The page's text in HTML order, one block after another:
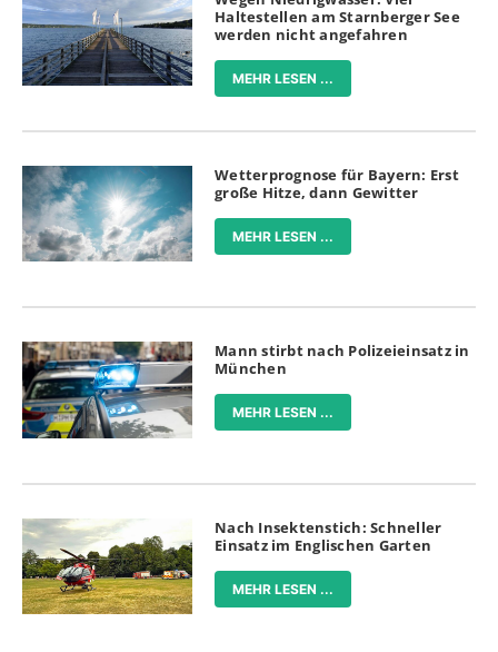
Haltestellen am Starnberger See
werden nicht angefahren
MEHR LESEN ...
Wetterprognose für Bayern: Erst
große Hitze, dann Gewitter
MEHR LESEN ...
Mann stirbt nach Polizeieinsatz in
München
MEHR LESEN ...
Nach Insektenstich: Schneller
Einsatz im Englischen Garten
MEHR LESEN ...